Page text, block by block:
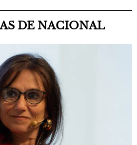
DE NACIONAL